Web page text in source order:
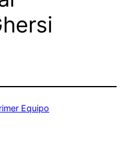
Equipo